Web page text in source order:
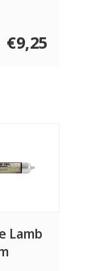
€9,25
Lamb